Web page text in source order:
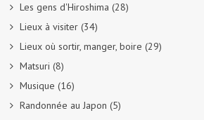
Les gens d'Hiroshima (28)
Lieux à visiter (34)
Lieux où sortir, manger, boire (29)
Matsuri (8)
Musique (16)
Randonnée au Japon (5)